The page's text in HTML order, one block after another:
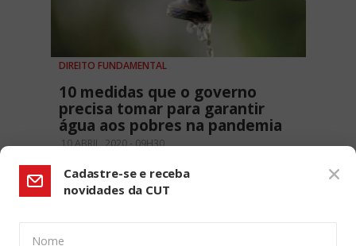
DIREITO FUNDAMENTAL
10 medidas que o governo
precisa tomar para garantir
água aos pobres na pandemia
10 ABRIL, 2020 - 09H30
Cadastre-se e receba
novidades da CUT
Nome